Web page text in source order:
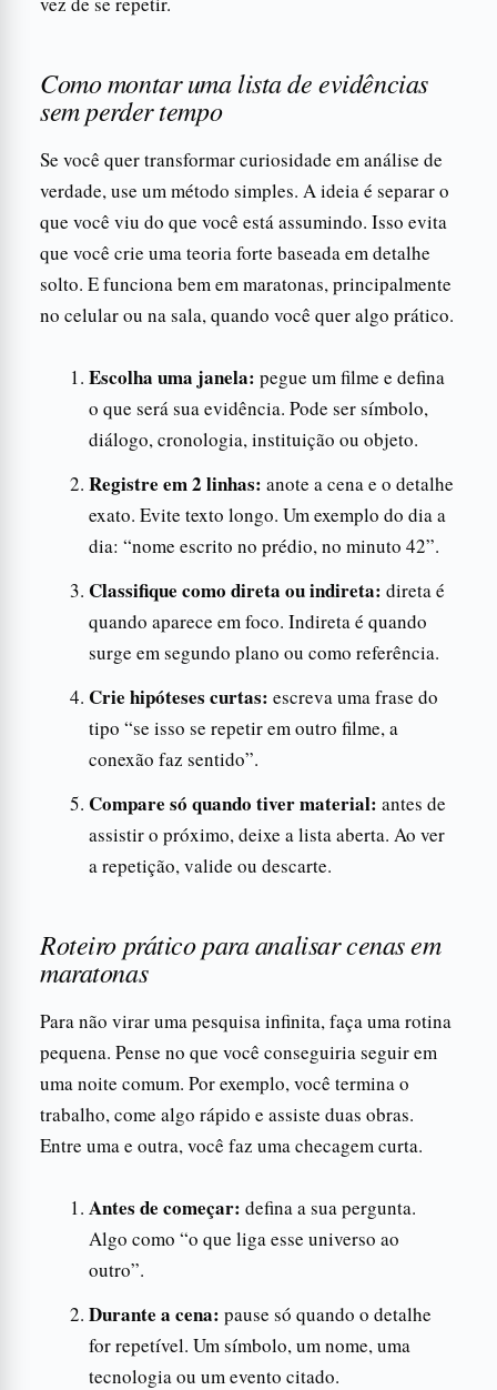
Como montar uma lista de evidências
sem perder tempo
Se você quer transformar curiosidade em análise de
verdade, use um método simples. A ideia é separar o
que você viu do que você está assumindo. Isso evita
que você crie uma teoria forte baseada em detalhe
solto. E funciona bem em maratonas, principalmente
no celular ou na sala, quando você quer algo prático.
Escolha uma janela: pegue um filme e defina
o que será sua evidência. Pode ser símbolo,
diálogo, cronologia, instituição ou objeto.
Registre em 2 linhas: anote a cena e o detalhe
exato. Evite texto longo. Um exemplo do dia a
dia: “nome escrito no prédio, no minuto 42”.
Classifique como direta ou indireta: direta é
quando aparece em foco. Indireta é quando
surge em segundo plano ou como referência.
Crie hipóteses curtas: escreva uma frase do
tipo “se isso se repetir em outro filme, a
conexão faz sentido”.
Compare só quando tiver material: antes de
assistir o próximo, deixe a lista aberta. Ao ver
a repetição, valide ou descarte.
Roteiro prático para analisar cenas em
maratonas
Para não virar uma pesquisa infinita, faça uma rotina
pequena. Pense no que você conseguiria seguir em
uma noite comum. Por exemplo, você termina o
trabalho, come algo rápido e assiste duas obras.
Entre uma e outra, você faz uma checagem curta.
Antes de começar: defina a sua pergunta.
Algo como “o que liga esse universo ao
outro”.
Durante a cena: pause só quando o detalhe
for repetível. Um símbolo, um nome, uma
tecnologia ou um evento citado.